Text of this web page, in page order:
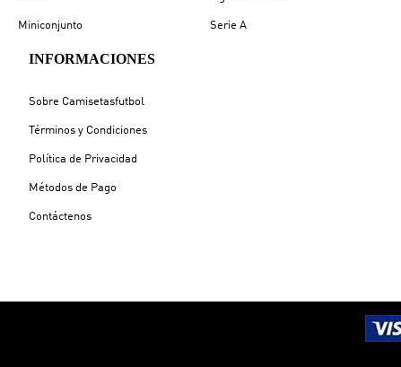
Miniconjunto Serie A
INFORMACIONES
Sobre Camisetasfutbol
Términos y Condiciones
Política de Privacidad
Métodos de Pago
Contáctenos